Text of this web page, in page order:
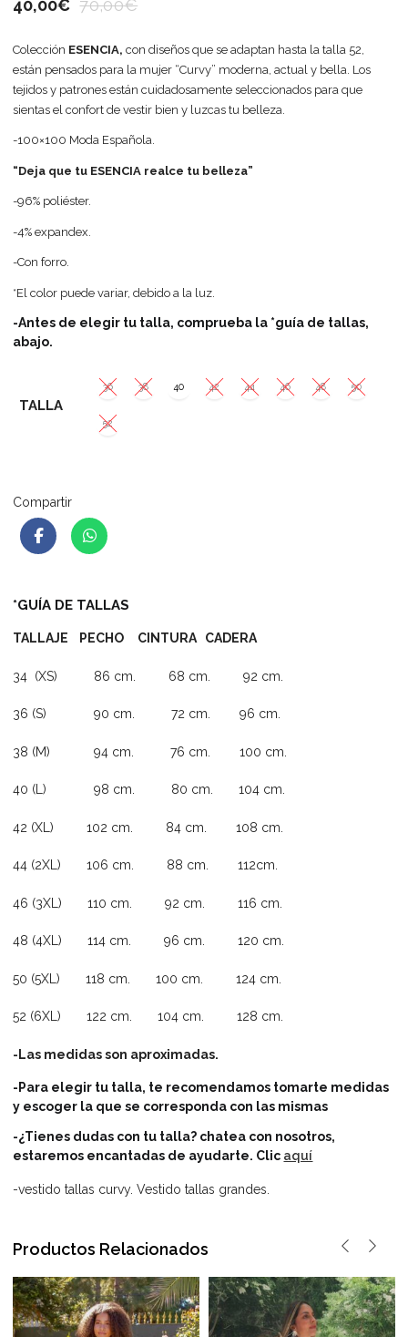
40,00€ 70,00€
Colección ESENCIA,con diseños que se adaptan hasta la talla 52,
están pensados para la mujer “Curvy” moderna, actual y bella. Los
tejidos y patrones están cuidadosamente seleccionados para que
sientas el confort de vestir bien y luzcas tu belleza.
-100×100 Moda Española.
“Deja que tu ESENCIA realce tu belleza”
-96% poliéster.
-4% expandex.
-Con forro.
*El color puede variar, debido a la luz.
-Antes de elegir tu talla, comprueba la *guía de tallas,
abajo.
TALLA
36 38 40 42 44 46 48 50
52
Compartir
*GUÍA DE TALLAS
TALLAJE PECHO CINTURA CADERA
34 (XS) 86 cm. 68 cm. 92 cm.
36 (S) 90 cm. 72 cm. 96 cm.
38 (M) 94 cm. 76 cm. 100 cm.
40 (L) 98 cm. 80 cm. 104 cm.
42 (XL) 102 cm. 84 cm. 108 cm.
44 (2XL) 106 cm. 88 cm. 112cm.
46 (3XL) 110 cm. 92 cm. 116 cm.
48 (4XL) 114 cm. 96 cm. 120 cm.
50 (5XL) 118 cm. 100 cm. 124 cm.
52 (6XL) 122 cm. 104 cm. 128 cm.
-Las medidas son aproximadas.
-Para elegir tu talla, te recomendamos tomarte medidas
y escoger la que se corresponda con las mismas
-¿Tienes dudas con tu talla? chatea con nosotros,
estaremos encantadas de ayudarte. Clic aquí
-vestido tallas curvy. Vestido tallas grandes.
Productos Relacionados